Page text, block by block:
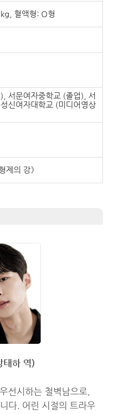
혈액형: O형
서문여자중학교 (졸업), 서
신여자대학교 (미디어영상
제의 강》
태하 역)
선시하는 철벽남으로,
다. 어린 시절의 트라우